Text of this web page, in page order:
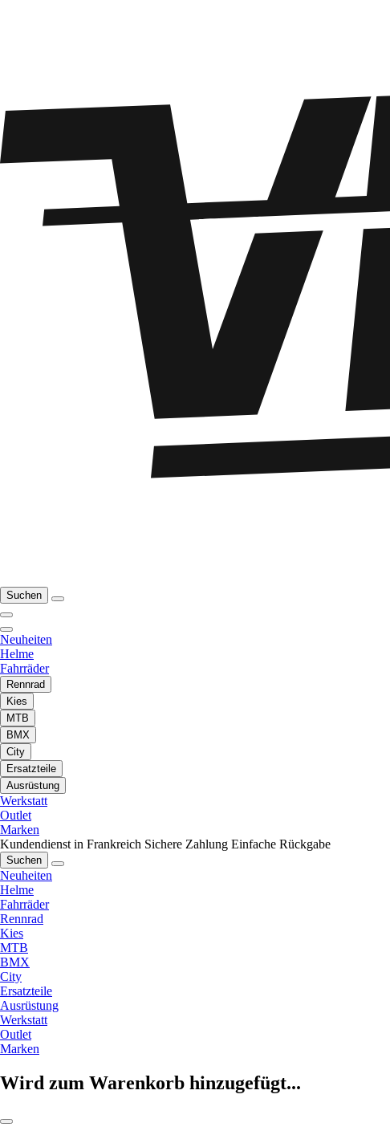
Suchen
Neuheiten
Helme
Fahrräder
Rennrad
Kies
MTB
BMX
City
Ersatzteile
Ausrüstung
Werkstatt
Outlet
Marken
Kundendienst in Frankreich Sichere Zahlung Einfache Rückgabe
Suchen
Neuheiten
Helme
Fahrräder
Rennrad
Kies
MTB
BMX
City
Ersatzteile
Ausrüstung
Werkstatt
Outlet
Marken
Wird zum Warenkorb hinzugefügt...